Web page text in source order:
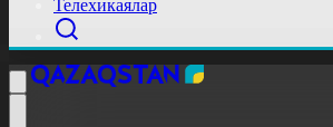
Телехикаялар